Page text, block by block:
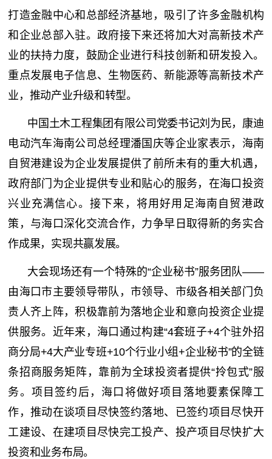
打造金融中心和总部经济基地，吸引了许多金融机构
和企业总部入驻。政府接下来还将加大对高新技术产
业的扶持力度，鼓励企业进行科技创新和研发投入。
重点发展电子信息、生物医药、新能源等高新技术产
业，推动产业升级和转型。
中国土木工程集团有限公司党委书记刘为民， 康迪
电动汽车海南公司总经理潘国庆等企业家表示，海南
自贸港建设为企业发展提供了前所未有的重大机遇，
政府部门为企业提供专业和贴心的服务， 在海口投资
兴业充满信心。接下来，将用好用足海南自贸港政
策，与海口深化交流合作，力争早日取得新的务实合
作成果，实现共赢发展。
大会现场还有一个特殊的“企业秘书”服务团队——
由海口市主要领导带队，市领导、市级各相关部门负
责人齐上阵，积极靠前为落地企业和意向投资企业提
供服务。近年来，海口通过构建“4套班子+4个驻外招
商分局+4大产业专班+10个行业小组+企业秘书”的全链
条招商服务矩阵，靠前为全球投资者提供“拎包式”服
务。项目签约后，海口将做好项目落地要素保障工
作，推动在谈项目尽快签约落地、已签约项目尽快开
工建设、在建项目尽快完工投产、投产项目尽快扩大
投资和业务布局。